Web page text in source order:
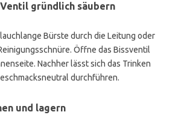
Ventil gründlich säubern
Bürste durch die Leitung oder
Öffne das Bissventil
Nachher lässt sich das Trinken
durchführen.
und lagern